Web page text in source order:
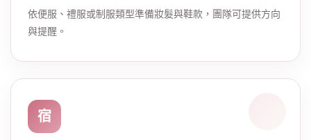
依便服、禮服或制服類型準備妝髮與鞋款，團隊可提供方向
與提醒。
宿